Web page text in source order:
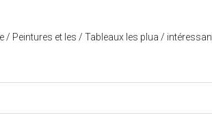
/ Peintures et les / Tableaux les plua /